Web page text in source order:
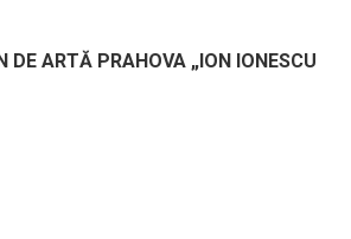
DE ARTĂ PRAHOVA „ION IONESCU